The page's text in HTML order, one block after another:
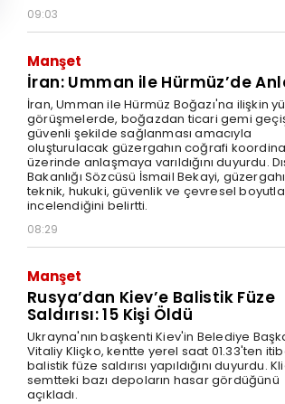
09:03
Manşet
İran: Umman ile Hürmüz’de
İran, Umman ile Hürmüz Boğazı'na ilişkin
görüşmelerde, boğazdan ticari gemi
güvenli şekilde sağlanması amacıyla
oluşturulacak güzergahın coğrafi
üzerinde anlaşmaya varıldığını duyurdu.
Bakanlığı Sözcüsü İsmail Bekayi,
teknik, hukuki, güvenlik ve çevresel
incelendiğini belirtti.
08:29
Manşet
Rusya’dan Kiev’e Balistik Füze
Saldırısı: 15 Kişi Öldü
Ukrayna'nın başkenti Kiev'in Belediye
Vitaliy Kliçko, kentte yerel saat 01.33'ten
balistik füze saldırısı yapıldığını duyurdu.
semtteki bazı depoların hasar gördüğünü
açıkladı.